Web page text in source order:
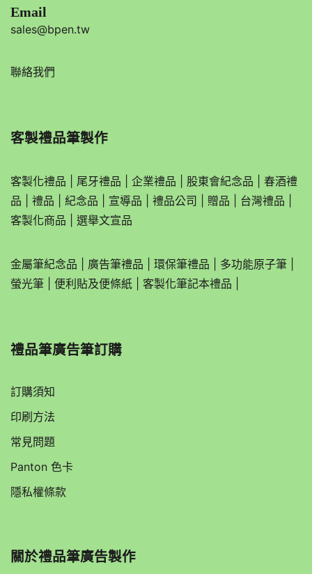
Email
sales@bpen.tw
聯絡我們
客製禮品筆製作
客製化禮品 尾牙禮品 企業禮品 股東會紀念品
春酒禮
品
禮品 紀念品 宣導品 禮品公司 贈品 台灣禮品
客製化商品
選舉文宣品
金屬筆紀念品 廣告筆禮品 環保筆禮品 多功能原子筆
螢光筆
便利貼及便條紙 客製化筆記本禮品
禮品筆廣告筆訂購
訂購須知
印刷方法
常見問題
Panton 色卡
隱私權條款
關於禮品筆廣告製作